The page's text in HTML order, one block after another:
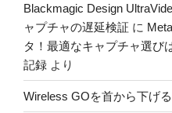
Blackmagic Design
ャプチャの遅延検証 に
タ！最適なキャプチャ選び
記録 より
Wireless GOを首から下げ